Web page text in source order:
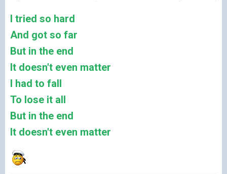
I tried so hard
And got so far
But in the end
It doesn't even matter
I had to fall
To lose it all
But in the end
It doesn't even matter